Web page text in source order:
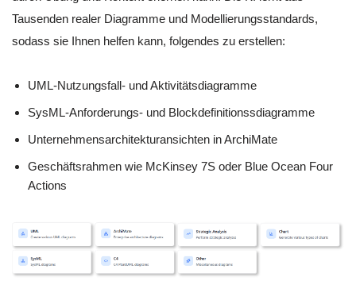
Tausenden realer Diagramme und Modellierungsstandards,
sodass sie Ihnen helfen kann, folgendes zu erstellen:
UML-Nutzungsfall- und Aktivitätsdiagramme
SysML-Anforderungs- und Blockdefinitionssdiagramme
Unternehmensarchitekturansichten in ArchiMate
Geschäftsrahmen wie McKinsey 7S oder Blue Ocean Four
Actions